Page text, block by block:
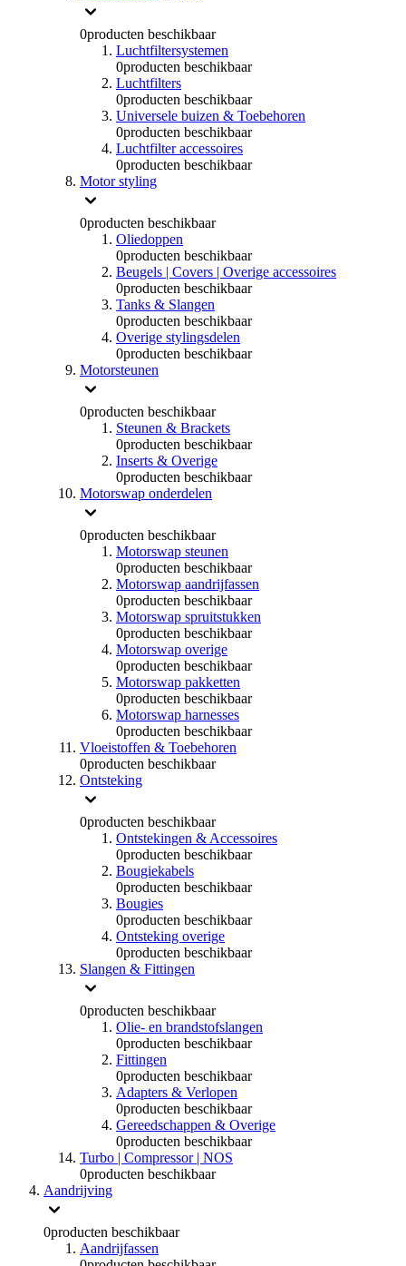
0producten beschikbaar
Luchtfiltersystemen
0producten beschikbaar
Luchtfilters
0producten beschikbaar
Universele buizen & Toebehoren
0producten beschikbaar
Luchtfilter accessoires
0producten beschikbaar
Motor styling
0producten beschikbaar
Oliedoppen
0producten beschikbaar
Beugels | Covers | Overige accessoires
0producten beschikbaar
Tanks & Slangen
0producten beschikbaar
Overige stylingsdelen
0producten beschikbaar
Motorsteunen
0producten beschikbaar
Steunen & Brackets
0producten beschikbaar
Inserts & Overige
0producten beschikbaar
Motorswap onderdelen
0producten beschikbaar
Motorswap steunen
0producten beschikbaar
Motorswap aandrijfassen
0producten beschikbaar
Motorswap spruitstukken
0producten beschikbaar
Motorswap overige
0producten beschikbaar
Motorswap pakketten
0producten beschikbaar
Motorswap harnesses
0producten beschikbaar
Vloeistoffen & Toebehoren
0producten beschikbaar
Ontsteking
0producten beschikbaar
Ontstekingen & Accessoires
0producten beschikbaar
Bougiekabels
0producten beschikbaar
Bougies
0producten beschikbaar
Ontsteking overige
0producten beschikbaar
Slangen & Fittingen
0producten beschikbaar
Olie- en brandstofslangen
0producten beschikbaar
Fittingen
0producten beschikbaar
Adapters & Verlopen
0producten beschikbaar
Gereedschappen & Overige
0producten beschikbaar
Turbo | Compressor | NOS
0producten beschikbaar
Aandrijving
0producten beschikbaar
Aandrijfassen